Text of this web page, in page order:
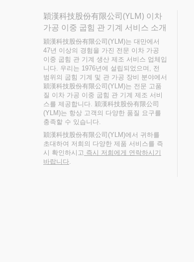
穎漢科技股份有限公司(YLM) 이차
가공 이중 굽힘 관 기계 서비스 소개
穎漢科技股份有限公司(YLM)는 대만에서
47년 이상의 경험을 가진 전문 이차 가공
이중 굽힘 관 기계 생산 제조 서비스 업체입
니다. 우리는 1976년에 설립되었으며, 전
범위의 굽힘 기계 및 관 가공 장비 분야에서
穎漢科技股份有限公司(YLM)는 전문 고품
질 이차 가공 이중 굽힘 관 기계 제조 서비
스를 제공합니다. 穎漢科技股份有限公司
(YLM)는 항상 고객의 다양한 품질 요구를
충족할 수 있습니다.
穎漢科技股份有限公司(YLM)에서 귀하를
초대하여 저희의 다양한 제품 서비스를 즉
시 확인하시고 즉시 저희에게 연락하시기
바랍니다.